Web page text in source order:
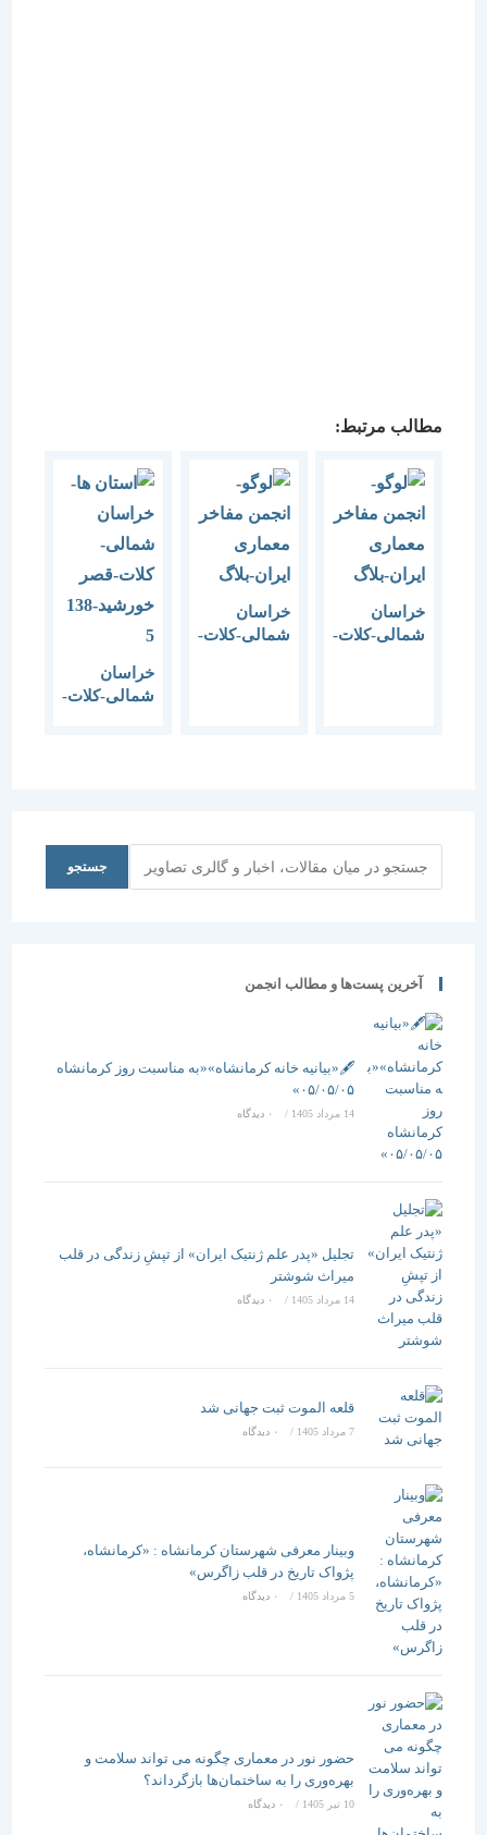
مطالب مرتبط:
خراسان
شمالی-کلات-
خراسان
شمالی-کلات-
خراسان
شمالی-کلات-
جستجو
آخرین پست‌ها و مطالب انجمن
🖋️«بیانیه خانه کرمانشاه»«به مناسبت روز کرمانشاه
۰۵/۰۵/۰۵»
/ ۰ دیدگاه
تجلیل «پدر علم ژنتیک ایران» از تپشِ زندگی در قلب
میراث شوشتر
14 مرداد 1405 / ۰ دیدگاه
قلعه الموت ثبت جهانی شد
/ ۰ دیدگاه
وبینار معرفی شهرستان کرمانشاه : «کرمانشاه،
پژواک تاریخ در قلب زاگرس»
5 مرداد 1405 / ۰ دیدگاه
حضور نور در معماری چگونه می تواند سلامت و
بهره‌وری را به ساختمان‌ها بازگرداند؟
/ ۰ دیدگاه